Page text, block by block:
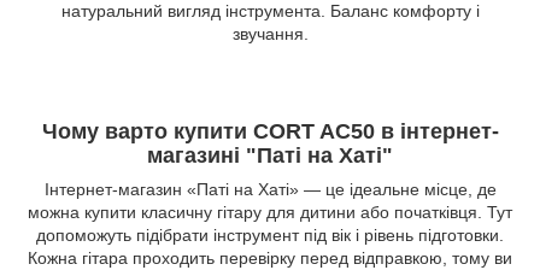
натуральний вигляд інструмента. Баланс комфорту і
звучання.
Чому варто купити CORT AC50 в інтернет-
магазині "Паті на Хаті"
Інтернет-магазин «Паті на Хаті» — це ідеальне місце, де
можна купити класичну гітару для дитини або початківця. Тут
допоможуть підібрати інструмент під вік і рівень підготовки.
Кожна гітара проходить перевірку перед відправкою, тому ви